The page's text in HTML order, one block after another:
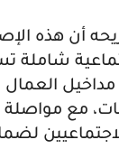
أن هذه
شاملة
العمال
مع مواصلة